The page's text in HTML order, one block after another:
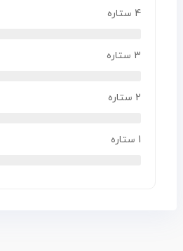
4 ستاره
3 ستاره
2 ستاره
1 ستاره